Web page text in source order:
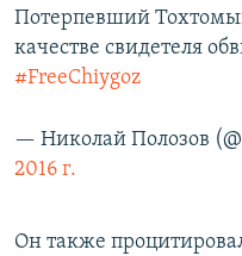
Потерпевший
качестве свидетеля
#FreeChiygoz
— Николай Полозов
2016 г.
Он также